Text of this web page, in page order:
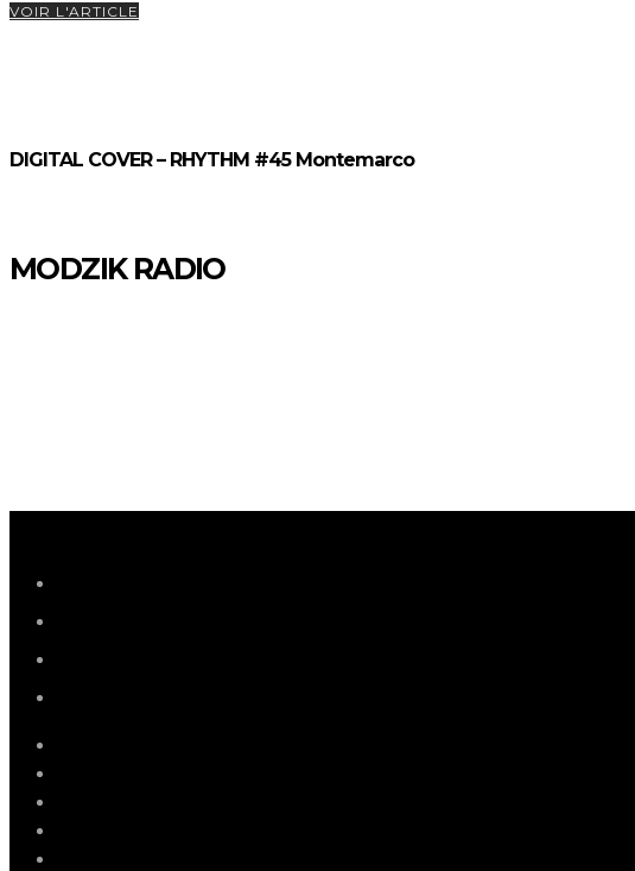
VOIR L'ARTICLE
DIGITAL COVER – RHYTHM #45 Montemarco
MODZIK RADIO